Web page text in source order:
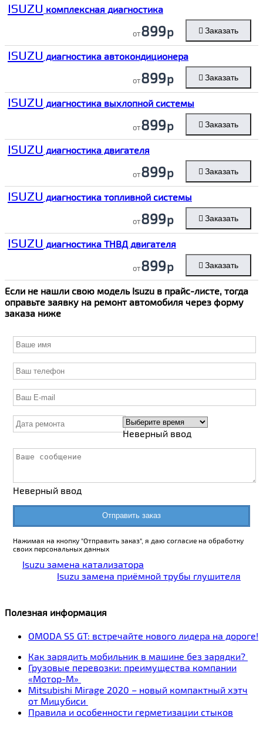
ISUZU комплексная диагностика
от899р Заказать
ISUZU диагностика автокондиционера
от899р Заказать
ISUZU диагностика выхлопной системы
от899р Заказать
ISUZU диагностика двигателя
от899р Заказать
ISUZU диагностика топливной системы
от899р Заказать
ISUZU диагностика ТНВД двигателя
от899р Заказать
Если не нашли свою модель Isuzu в прайс-листе, тогда
оправьте заявку на ремонт автомобиля через форму
заказа ниже
Неверный ввод
Неверный ввод
Отправить заказ
Нажимая на кнопку "Отправить заказ", я даю согласие на обработку
своих персональных данных
Isuzu замена катализатора
Isuzu замена приёмной трубы глушителя
Полезная информация
OMODA S5 GT: встречайте нового лидера на дороге!
Как зарядить мобильник в машине без зарядки?
Грузовые перевозки: преимущества компании
«Мотор-М»
Mitsubishi Mirage 2020 – новый компактный хэтч
от Мицубиси
Правила и особенности герметизации стыков